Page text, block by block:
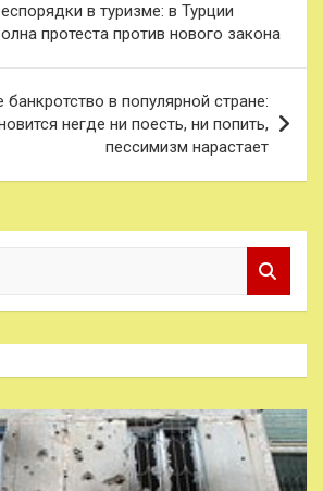
в туризме: в Турции
протеста против нового закона
в популярной стране:
негде ни поесть, ни попить,
пессимизм нарастает